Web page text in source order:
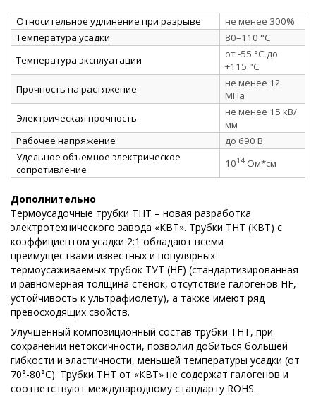
Относительное удлинение при разрыве
не менее 300%
Температура усадки
80–110 °C
Температура эксплуатации
от -55 °C до
+115 °C
Прочность на растяжение
не менее 12
МПа
Электрическая прочность
не менее 15 кВ/
мм
Рабочее напряжение
до 690 В
Удельное объемное электрическое
сопротивление
1014 Ом*см
Дополнительно
Термоусадочные трубки ТНТ – новая разработка
электротехнического завода «КВТ». Трубки ТНТ (КВТ) с
коэффициентом усадки 2:1 обладают всеми
преимуществами известных и популярных
термоусаживаемых трубок ТУТ (HF) (стандартизированная
и равномерная толщина стенок, отсутствие галогенов HF,
устойчивость к ультрафиолету), а также имеют ряд
превосходящих свойств.
Улучшенный композиционный состав трубки ТНТ, при
сохранении нетоксичности, позволил добиться большей
гибкости и эластичности, меньшей температуры усадки (от
70°-80°С). Трубки ТНТ от «КВТ» не содержат галогенов и
соответствуют международному стандарту ROHS.